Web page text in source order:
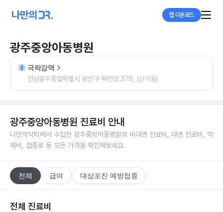
앱 다운로드
광주중앙아동병원
극락강역
전남광주통합특별시 광산구 목련로 379, (신가동)
광주중앙아동병원 진료비 안내
나만의닥터에서 수집한 광주중앙아동병원의 비대면 진료비, 대면 진료비, 약
제비, 접종료 등 모든 가격을 확인해보세요.
전체 급여 대상포진 예방접종
전체 진료비